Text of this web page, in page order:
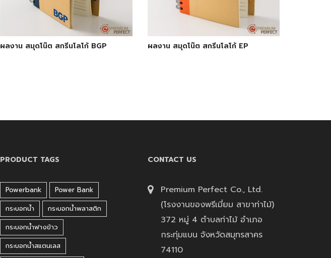
ผลงาน สมุดโน๊ต สกรีนโลโก้ BGP ผลงาน สมุดโน๊ต สกรีนโลโก้ EP
PRODUCT TAGS
Powerbank
Power Bank
กระบอกน้ำ
กระบอกน้ำพลาสติก
กระบอกน้ำฟางข้าว
กระบอกน้ำสแตนเลส
CONTACT US
Premium Perfect Co., Ltd.
(โรงงานของพรีเมี่ยม สาขาท่าไม้)
372 หมู่ 4 ตำบลท่าไม้ อำเภอ
กระทุ่มแบน จังหวัดสมุทรสาคร
74110